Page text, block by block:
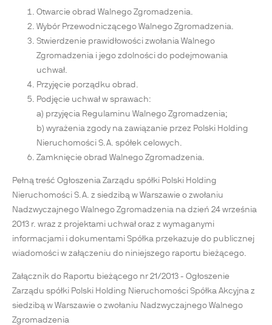
Otwarcie obrad Walnego Zgromadzenia.
Wybór Przewodniczącego Walnego Zgromadzenia.
Stwierdzenie prawidłowości zwołania Walnego
Zgromadzenia i jego zdolności do podejmowania
uchwał.
Przyjęcie porządku obrad.
Podjęcie uchwał w sprawach:
a) przyjęcia Regulaminu Walnego Zgromadzenia;
b) wyrażenia zgody na zawiązanie przez Polski Holding
Nieruchomości S.A. spółek celowych.
Zamknięcie obrad Walnego Zgromadzenia.
Pełną treść Ogłoszenia Zarządu spółki Polski Holding
Nieruchomości S.A. z siedzibą w Warszawie o zwołaniu
Nadzwyczajnego Walnego Zgromadzenia na dzień 24 września
2013 r. wraz z projektami uchwał oraz z wymaganymi
informacjami i dokumentami Spółka przekazuje do publicznej
wiadomości w załączeniu do niniejszego raportu bieżącego.
Załącznik do Raportu bieżącego nr 21/2013 - Ogłoszenie
Zarządu spółki Polski Holding Nieruchomości Spółka Akcyjna z
siedzibą w Warszawie o zwołaniu Nadzwyczajnego Walnego
Zgromadzenia